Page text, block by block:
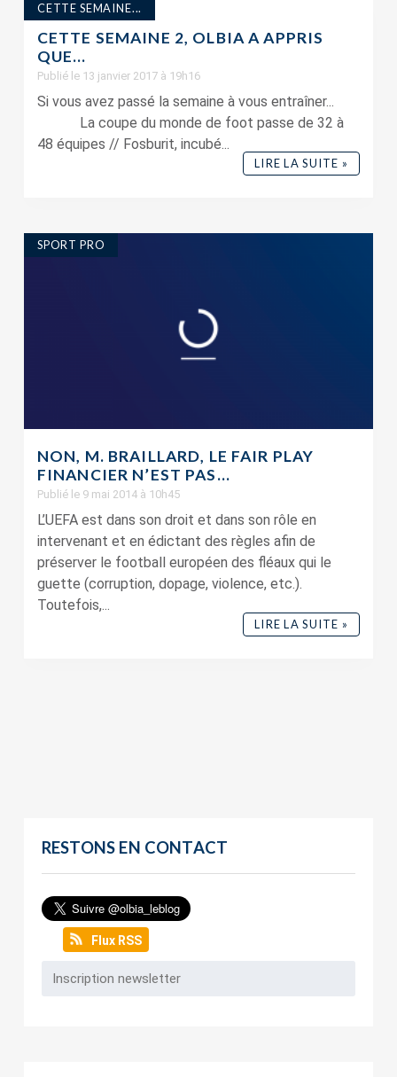
CETTE SEMAINE...
CETTE SEMAINE 2, OLBIA A APPRIS
QUE…
Publié le 13 janvier 2017 à 19h16
Si vous avez passé la semaine à vous entraîner...
La coupe du monde de foot passe de 32 à
48 équipes // Fosburit, incubé...
LIRE LA SUITE »
SPORT PRO
NON, M. BRAILLARD, LE FAIR PLAY
FINANCIER N’EST PAS...
Publié le 9 mai 2014 à 10h45
L’UEFA est dans son droit et dans son rôle en
intervenant et en édictant des règles afin de
préserver le football européen des fléaux qui le
guette (corruption, dopage, violence, etc.).
Toutefois,...
LIRE LA SUITE »
RESTONS EN CONTACT
Flux RSS